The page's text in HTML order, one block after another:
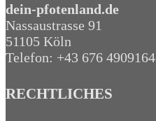
dein-pfotenland.de
Nassaustrasse 91
51105 Köln
Telefon: +43 676 4909164‬
RECHTLICHES